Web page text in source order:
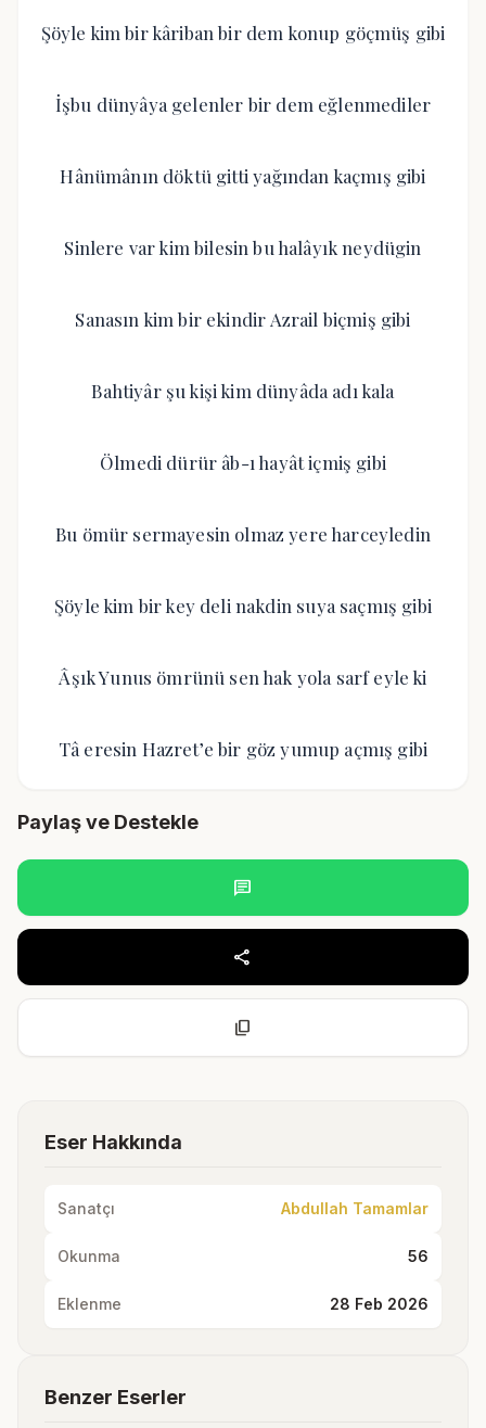
Şöyle kim bir kâriban bir dem konup göçmüş gibi
İşbu dünyâya gelenler bir dem eğlenmediler
Hânümânın döktü gitti yağından kaçmış gibi
Sinlere var kim bilesin bu halâyık neydügin
Sanasın kim bir ekindir Azrail biçmiş gibi
Bahtiyâr şu kişi kim dünyâda adı kala
Ölmedi dürür âb-ı hayât içmiş gibi
Bu ömür sermayesin olmaz yere harceyledin
Şöyle kim bir key deli nakdin suya saçmış gibi
Âşık Yunus ömrünü sen hak yola sarf eyle ki
Tâ eresin Hazret’e bir göz yumup açmış gibi
Paylaş ve Destekle
chat
share
content_copy
Eser Hakkında
Sanatçı Abdullah Tamamlar
Okunma 56
Eklenme 28 Feb 2026
Benzer Eserler